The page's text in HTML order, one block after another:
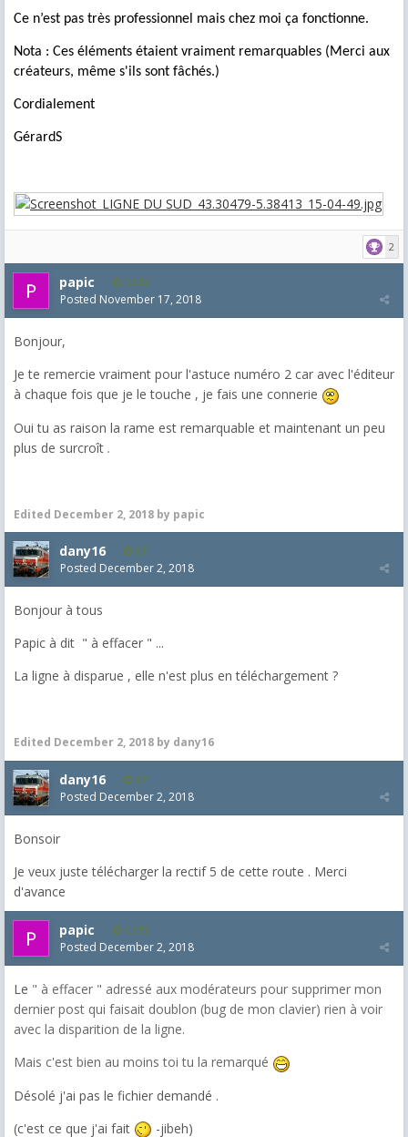
Ce n’est pas très professionnel mais chez moi ça fonctionne.
Nota : Ces éléments étaient vraiment remarquables (Merci aux
créateurs, même s'ils sont fâchés.)
Cordialement
GérardS
2
papic 1,372
Posted November 17, 2018
Bonjour,
Je te remercie vraiment pour l'astuce numéro 2 car avec l'éditeur
à chaque fois que je le touche , je fais une connerie
Oui tu as raison la rame est remarquable et maintenant un peu
plus de surcroît .
Edited December 2, 2018 by papic
dany16 27
Posted December 2, 2018
Bonjour à tous
Papic à dit " à effacer " ...
La ligne à disparue , elle n'est plus en téléchargement ?
Edited December 2, 2018 by dany16
dany16 27
Posted December 2, 2018
Bonsoir
Je veux juste télécharger la rectif 5 de cette route . Merci
d'avance
papic 1,372
Posted December 2, 2018
Le " à effacer " adressé aux modérateurs pour supprimer mon
dernier post qui faisait doublon (bug de mon clavier) rien à voir
avec la disparition de la ligne.
Mais c'est bien au moins toi tu la remarqué
Désolé j'ai pas le fichier demandé .
(c'est ce que j'ai fait
-jibeh)